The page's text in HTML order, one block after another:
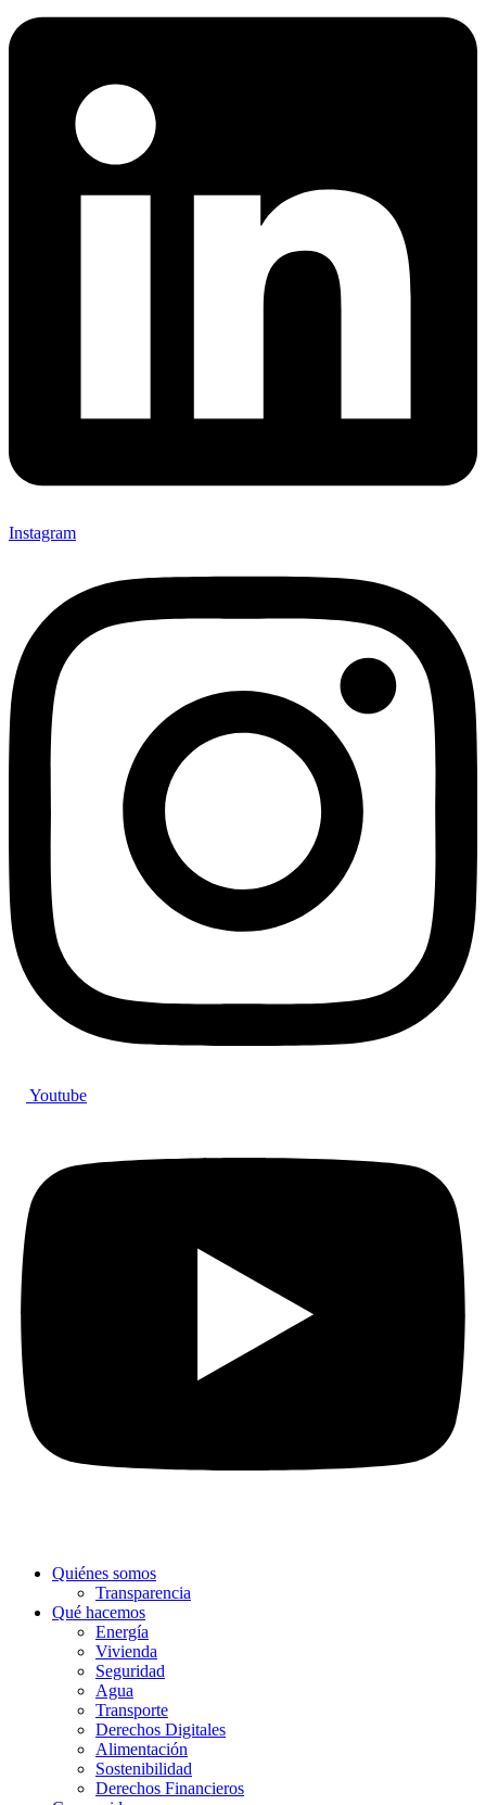
Instagram
Youtube
Quiénes somos
Transparencia
Qué hacemos
Energía
Vivienda
Seguridad
Agua
Transporte
Derechos Digitales
Alimentación
Sostenibilidad
Derechos Financieros